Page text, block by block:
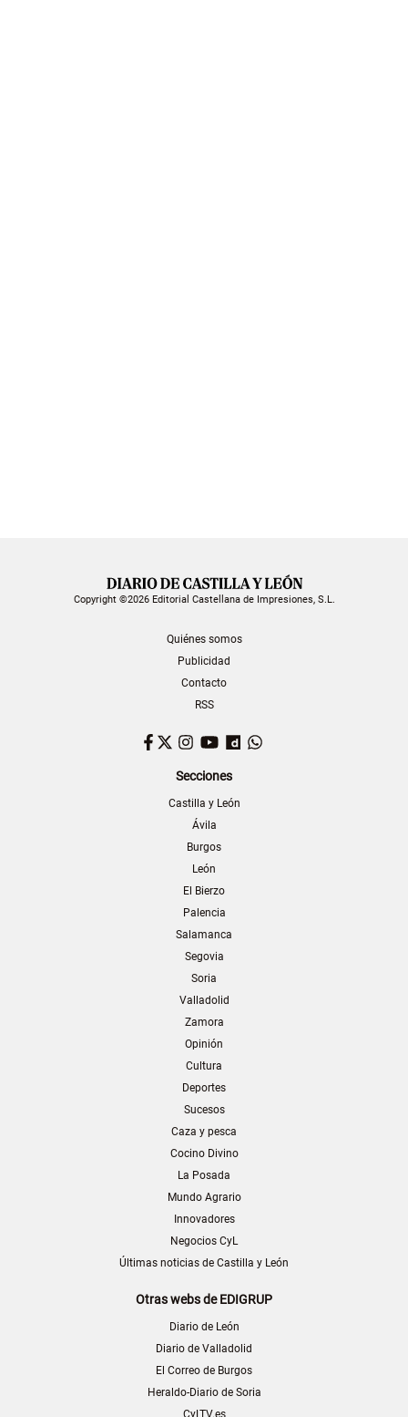
Copyright ©2026 Editorial Castellana de Impresiones, S.L.
Quiénes somos
Publicidad
Contacto
RSS
Facebook
TwitterInstagram
YouTubeDailymotion
Secciones
Castilla y León
Ávila
Burgos
León
El Bierzo
Palencia
Salamanca
Segovia
Soria
Valladolid
Zamora
Opinión
Cultura
Deportes
Sucesos
Caza y pesca
Cocino Divino
La Posada
Mundo Agrario
Innovadores
Negocios CyL
Últimas noticias de Castilla y León
Otras webs de EDIGRUP
Diario de León
Diario de Valladolid
El Correo de Burgos
Heraldo-Diario de Soria
CyLTV.es